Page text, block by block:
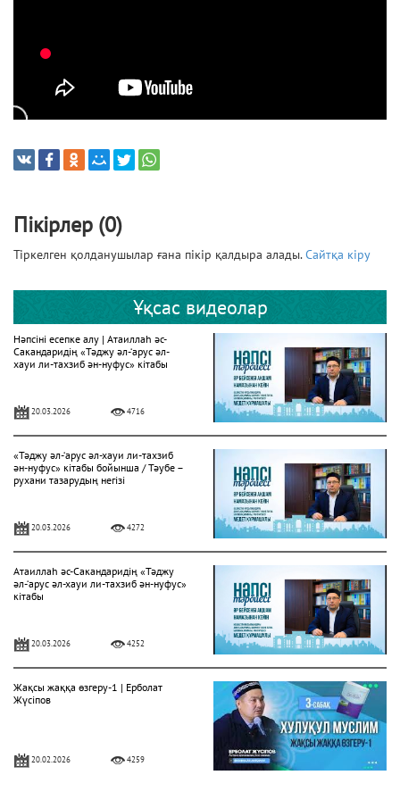
Пікірлер (0)
Тіркелген қолданушылар ғана пікір қалдыра алады.Сайтқа кіру
Ұқсас видеолар
Нәпсіні есепке алу | Атаиллаһ әс-
Сакандаридің «Тәджу әл-‘арус әл-
хауи ли-тахзиб ән-нуфус» кітабы
20.03.2026 4716
«Тәджу әл-‘арус әл-хауи ли-тахзиб
ән-нуфус» кітабы бойынша / Тәубе –
рухани тазарудың негізі
20.03.2026 4272
Атаиллаһ әс-Сакандаридің «Тәджу
әл-‘арус әл-хауи ли-тахзиб ән-нуфус»
кітабы
20.03.2026 4252
Жақсы жаққа өзгеру-1 | Ерболат
Жүсіпов
20.02.2026 4259